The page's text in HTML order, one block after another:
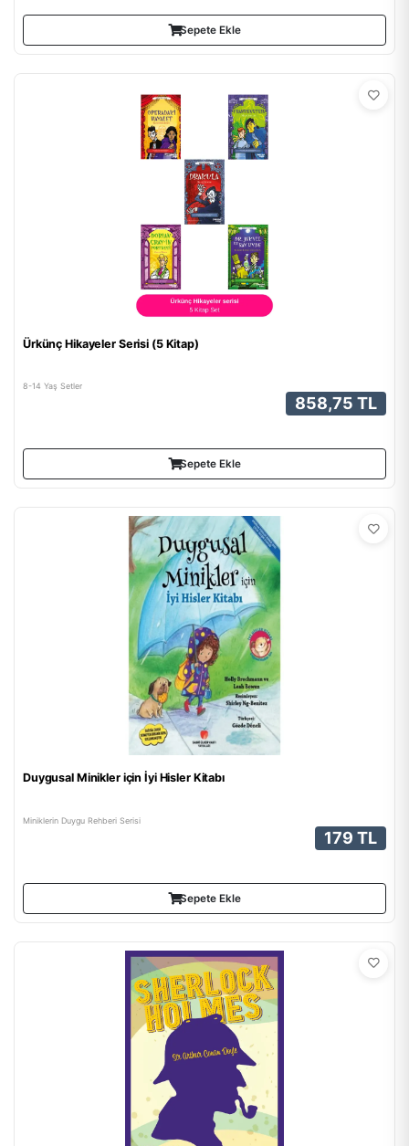
Sepete Ekle
Ürkünç Hikayeler Serisi (5 Kitap)
8-14 Yaş Setler
858,75 TL
Sepete Ekle
Duygusal Minikler için İyi Hisler Kitabı
Miniklerin Duygu Rehberi Serisi
179 TL
Sepete Ekle